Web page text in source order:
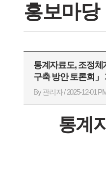
홍보마당
통계자료도, 조정
구축 방안 토론회」
By 관리자 / 2025-12-01
통계